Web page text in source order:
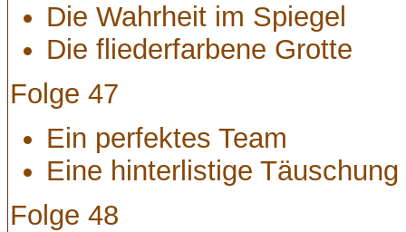
Die Wahrheit im Spiegel
Die fliederfarbene Grotte
Folge 47
Ein perfektes Team
Eine hinterlistige Täuschung
Folge 48